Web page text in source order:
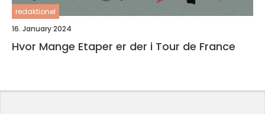
redaktionel
16. January 2024
Hvor Mange Etaper er der i Tour de France